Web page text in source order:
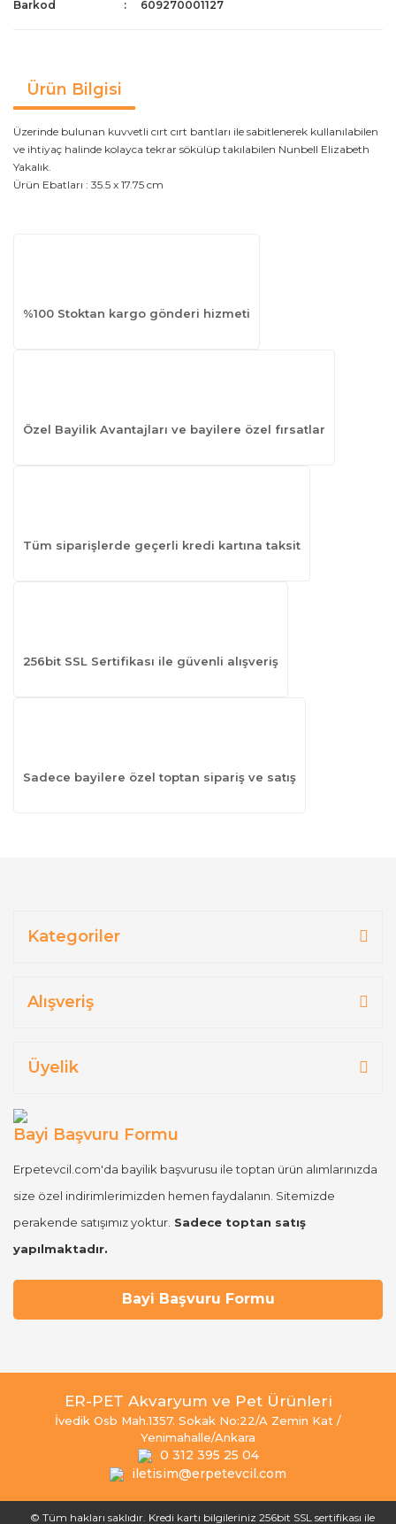
Barkod
609270001127
Ürün Bilgisi
Üzerinde bulunan kuvvetli cırt cırt bantları ile sabitlenerek kullanılabilen
ve ihtiyaç halinde kolayca tekrar sökülüp takılabilen Nunbell Elizabeth
Yakalık.
Ürün Ebatları : 35.5 x 17.75 cm
%100 Stoktan kargo gönderi hizmeti
Özel Bayilik Avantajları ve bayilere özel fırsatlar
Tüm siparişlerde geçerli kredi kartına taksit
256bit SSL Sertifikası ile güvenli alışveriş
Sadece bayilere özel toptan sipariş ve satış
Kategoriler
Alışveriş
Üyelik
Bayi Başvuru Formu
Erpetevcil.com'da bayilik başvurusu ile toptan ürün alımlarınızda
size özel indirimlerimizden hemen faydalanın. Sitemizde
perakende satışımız yoktur. Sadece toptan satış
yapılmaktadır.
Bayi Başvuru Formu
ER-PET Akvaryum ve Pet Ürünleri
İvedik Osb Mah.1357. Sokak No:22/A Zemin Kat /
Yenimahalle/Ankara
0 312 395 25 04
iletisim@erpetevcil.com
© Tüm hakları saklıdır. Kredi kartı bilgileriniz 256bit SSL sertifikası ile